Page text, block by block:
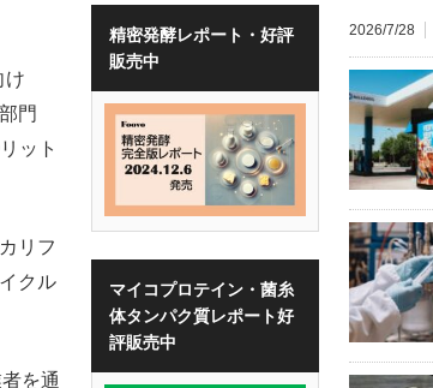
け
門
ット
リフ
クル
を通
精密発酵レポート・好評
販売中
マイコプロテイン・菌糸
体タンパク質レポート好
評販売中
2026/7/28